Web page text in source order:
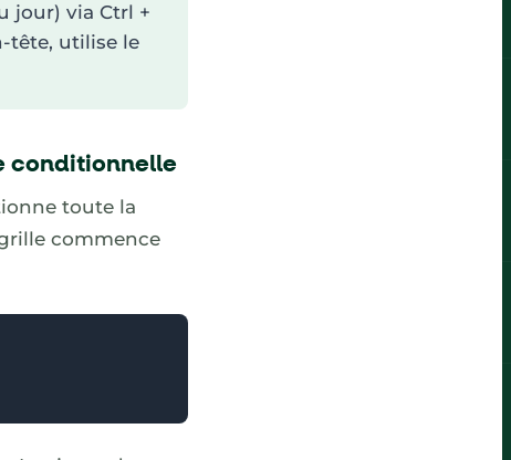
jour) via Ctrl +
tête, utilise le
conditionnelle
toute la
commence